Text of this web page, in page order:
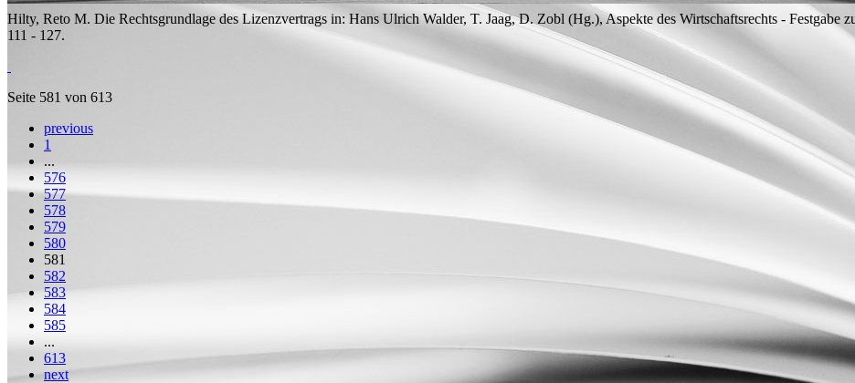
Hilty, Reto M. Die Rechtsgrundlage des Lizenzvertrags in: Hans Ulrich Walder, T. Jaag, D. Zobl (Hg.), Aspekte des Wirtschaftsrechts - Festgabe
111 - 127.
Seite 581 von 613
previous
1
...
576
577
578
579
580
581
582
583
584
585
...
613
next